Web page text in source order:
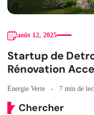
août 12, 2025
Startup de
Rénovation
Énergie Verte 7 min de
Chercher